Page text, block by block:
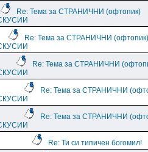
Re: Тема за СТРАНИЧНИ (офтопик)
Re: Тема за СТРАНИЧНИ (офтопик)
Re: Тема за СТРАНИЧНИ
Re: Тема за СТРАНИЧНИ
Re: Тема за СТРАНИЧНИ
Re: Ти си типичен богомил!